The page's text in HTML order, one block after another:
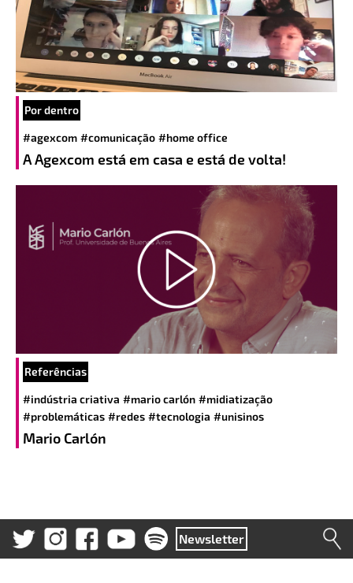
Por dentro
#agexcom #comunicação #home office
A Agexcom está em casa e está de volta!
Referências
#indústria criativa #mario carlón #midiatização
#problemáticas #redes #tecnologia #unisinos
Mario Carlón
Newsletter